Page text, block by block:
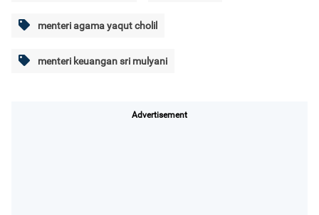
menteri agama yaqut cholil
menteri keuangan sri mulyani
Advertisement